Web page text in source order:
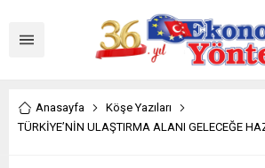
Anasayfa
Köşe Yazıları
TÜRKİYE’NİN ULAŞTIRMA ALANI GELECEĞE